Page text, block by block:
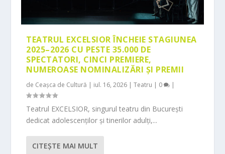
TEATRUL EXCELSIOR ÎNCHEIE STAGIUNEA
2025–2026 CU PESTE 35.000 DE
SPECTATORI, CINCI PREMIERE,
NUMEROASE NOMINALIZĂRI ȘI PREMII
de Ceașca de Cultură | iul. 16, 2026 |Teatru | 0 |
Teatrul EXCELSIOR, singurul teatru din București
dedicat adolescenților și tinerilor adulți,...
CITEŞTE MAI MULT